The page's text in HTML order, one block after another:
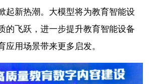
起新热潮。大模型将为教育智能设
的飞跃，进一步提升教育智能设备
应用场景带来更多启发。